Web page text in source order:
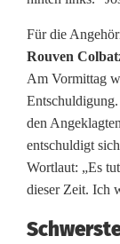
Für die
Rouven
Am Vormittag
den
entschuldigt
Wortlaut: „Es
dieser Zeit. Ich